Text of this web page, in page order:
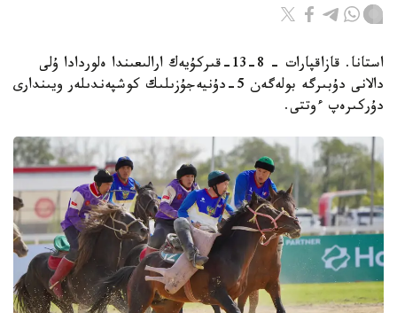
استانا. قازاقپارات - 8-13-قىركۇيەك ارالىعىندا ەلوردادا ۇلى
دالانى دۇبىرگە بولەگەن 5-دۇنيەجۇزىلىك كوشپەندىلەر ويىندارى
دۇركىرەپ ءوتتى.